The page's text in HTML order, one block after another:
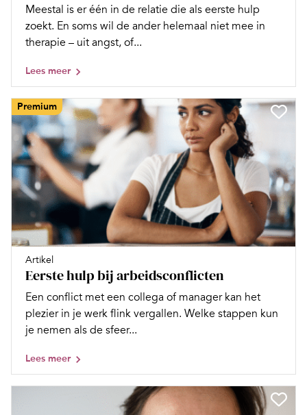
Meestal is er één in de relatie die als eerste hulp
zoekt. En soms wil de ander helemaal niet mee in
therapie – uit angst, of...
Lees meer
Premium
Artikel
Eerste hulp bij arbeidsconflicten
Een conflict met een collega of manager kan het
plezier in je werk flink vergallen. Welke stappen kun
je nemen als de sfeer...
Lees meer